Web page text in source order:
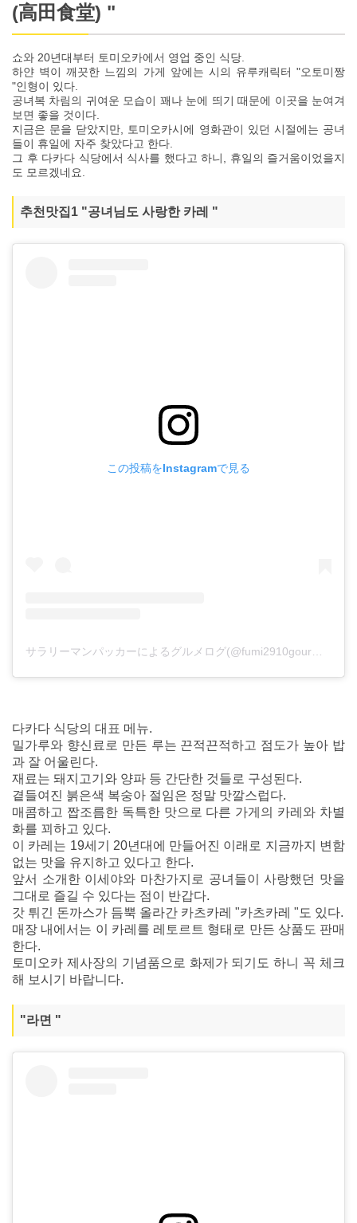
(高田食堂) "
쇼와 20년대부터 토미오카에서 영업 중인 식당.
하얀 벽이 깨끗한 느낌의 가게 앞에는 시의 유루캐릭터 "오토미짱
"인형이 있다.
공녀복 차림의 귀여운 모습이 꽤나 눈에 띄기 때문에 이곳을 눈여겨
보면 좋을 것이다.
지금은 문을 닫았지만, 토미오카시에 영화관이 있던 시절에는 공녀
들이 휴일에 자주 찾았다고 한다.
그 후 다카다 식당에서 식사를 했다고 하니, 휴일의 즐거움이었을지
도 모르겠네요.
추천맛집1 "공녀님도 사랑한 카레 "
この投稿をInstagramで見る
サラリーマンパッカーによるグルメログ(@fumi2910gourmet)がシェアした投稿
다카다 식당의 대표 메뉴.
밀가루와 향신료로 만든 루는 끈적끈적하고 점도가 높아 밥
과 잘 어울린다.
재료는 돼지고기와 양파 등 간단한 것들로 구성된다.
곁들여진 붉은색 복숭아 절임은 정말 맛깔스럽다.
매콤하고 짭조름한 독특한 맛으로 다른 가게의 카레와 차별
화를 꾀하고 있다.
이 카레는 19세기 20년대에 만들어진 이래로 지금까지 변함
없는 맛을 유지하고 있다고 한다.
앞서 소개한 이세야와 마찬가지로 공녀들이 사랑했던 맛을
그대로 즐길 수 있다는 점이 반갑다.
갓 튀긴 돈까스가 듬뿍 올라간 카츠카레 "카츠카레 "도 있다.
매장 내에서는 이 카레를 레토르트 형태로 만든 상품도 판매
한다.
토미오카 제사장의 기념품으로 화제가 되기도 하니 꼭 체크
해 보시기 바랍니다.
"라면 "